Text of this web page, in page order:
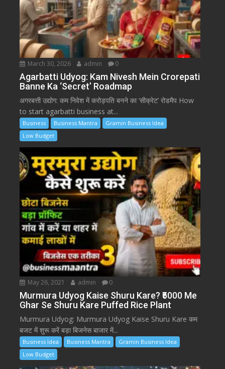
March 30, 2026 admin 0
Agarbatti Udyog: Kam Nivesh Mein Crorepati
Banne Ka ‘Secret’ Roadmap
अगरबत्ती उद्योग: कम निवेश में करोड़पति बनने का ‘सीक्रेट’ रोडमैप How
to start agarbatti business at...
Business Business Mantra
Gramin Business Idea
Low Budget
May 26, 2021 admin 0
Murmura Udyog Kaise Shuru Kare? ₹5000 Me
Ghar Se Shuru Kare Puffed Rice Plant
Murmura Udyog: Murmura Udyog Kaise Shuru Kare कम
बजट में शुरू करें बड़ा बिजनेस बाजार में...
Business Idea Business Mantra
Gramin Business Idea
Low Budget